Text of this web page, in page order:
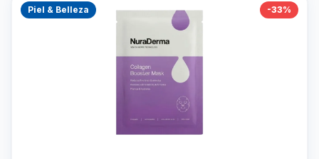
Piel & Belleza -33%